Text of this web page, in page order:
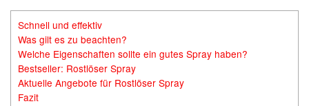
Schnell und effektiv
Was gilt es zu beachten?
Welche Eigenschaften sollte ein gutes Spray haben?
Bestseller: Rostlöser Spray
Aktuelle Angebote für Rostlöser Spray
Fazit